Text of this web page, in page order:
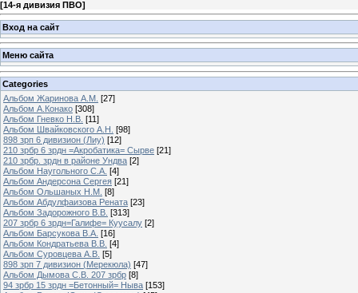
[14-я дивизия ПВО]
Вход на сайт
Меню сайта
Categories
Альбом Жаринова А.М. [27]
Альбом А.Конако [308]
Альбом Гневко Н.В. [11]
Альбом Швайковского А.Н. [98]
898 зрп 6 дивизион (Лиу) [12]
210 зрбр 6 зрдн =Акробатика= Сырве [21]
210 зрбр. зрдн в районе Ундва [2]
Альбом Наугольного С.А. [4]
Альбом Андерсона Сергея [21]
Альбом Ольшаных Н.М. [8]
Альбом Абдулфаизова Рената [23]
Альбом Задорожного В.В. [313]
207 зрбр 6 зрдн=Галифе= Куусалу [2]
Альбом Барсукова В.А. [16]
Альбом Кондратьева В.В. [4]
Альбом Суровцева А.В. [5]
898 зрп 7 дивизион (Мерекюла) [47]
Альбом Дымова С.В. 207 зрбр [8]
94 зрбр 15 зрдн =Бетонный= Ныва [153]